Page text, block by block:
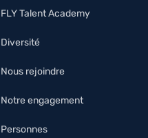
FLY Talent Academy
Diversité
Nous rejoindre
Notre engagement
Personnes